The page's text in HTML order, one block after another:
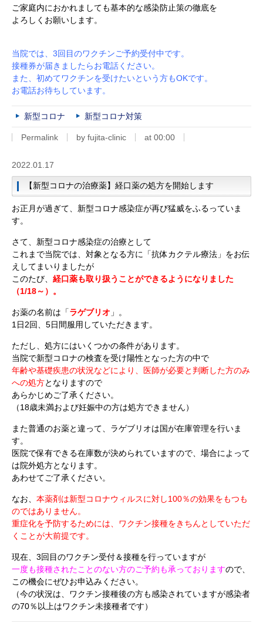
ご家庭内におかれましても基本的な感染防止策の徹底を
よろしくお願いします。
当院では、3回目のワクチンご予約受付中です。
接種券が届きましたらお電話ください。
また、初めてワクチンを受けたいという方もOKです。
お電話お待ちしています。
新型コロナ 新型コロナ対策
Permalink by fujita-clinic at 00:00
2022.01.17
【新型コロナの治療薬】経口薬の処方を開始します
お正月が過ぎて、新型コロナ感染症が再び猛威をふるっていま
す。
さて、新型コロナ感染症の治療として
これまで当院では、対象となる方に「抗体カクテル療法」をお伝
えしてまいりましたが
このたび、 経口薬も取り扱うことができるようになりました
（1/18～）。
お薬の名前は「ラゲブリオ 」。
1日2回、5日間服用していただきます。
ただし、処方にはいくつかの条件があります。
当院で新型コロナの検査を受け陽性となった方の中で
年齢や基礎疾患の状況などにより、医師が必要と判断した方のみ
への処方となりますので
あらかじめご了承ください。
（18歳未満および妊娠中の方は処方できません）
また普通のお薬と違って、ラゲブリオは国が在庫管理を行いま
す。
医院で保有できる在庫数が決められていますので、場合によって
は院外処方となります。
あわせてご了承ください。
なお、 本薬剤は新型コロナウィルスに対し100％の効果をもつも
のではありません。
重症化を予防するためには、ワクチン接種をきちんとしていただ
くことが大前提です。
現在、3回目のワクチン受付＆接種を行っていますが
一度も接種されたことのない方のご予約も承っておりますので、
この機会にぜひお申込みください。
（今の状況は、ワクチン接種後の方も感染されていますが感染者
の70％以上はワクチン未接種者です）